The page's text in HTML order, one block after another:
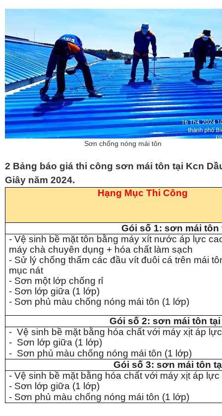
Sơn chống nóng mái tôn
2 Bảng báo giá thi công sơn mái tôn tại Kcn
Giây năm 2024.
Hạng Mục Thi Công
Gói số 1: sơn mái
- Vệ sinh bề mặt tôn bằng máy xít nước áp lực
máy chà chuyên dụng + hóa chất làm sạch
- Sử lý chống thấm các đầu vít đuôi cá trên mái
mục nát
- Sơn một lớp chống rỉ
- Sơn lớp giữa (1 lớp)
- Sơn phủ màu chống nóng mái tôn (1 lớp)
Gói số 2: sơn mái tôn
- Vệ sinh bề mặt bằng hóa chất với máy xịt áp
- Sơn lớp giữa (1 lớp)
- Sơn phủ màu chống nóng mái tôn (1 lớp)
Gói số 3: sơn mái tôn
- Vệ sinh bề mặt bằng hóa chất với máy xịt áp
- Sơn lớp giữa (1 lớp)
- Sơn phủ màu chống nóng mái tôn (1 lớp)